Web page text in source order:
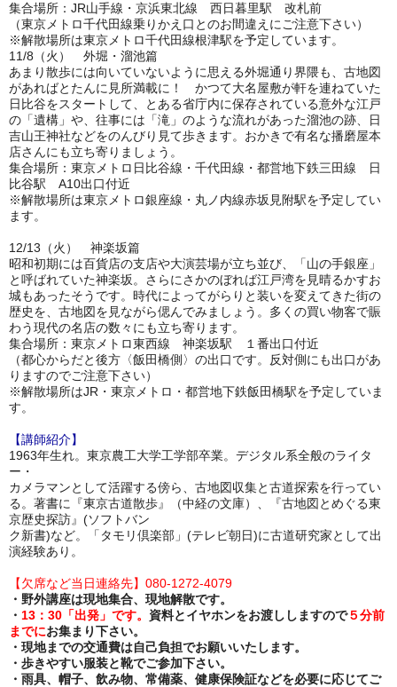
集合場所：JR山手線・京浜東北線 西日暮里駅 改札前
（東京メトロ千代田線乗りかえ口とのお間違えにご注意下さい）
※解散場所は東京メトロ千代田線根津駅を予定しています。
11/8（火） 外堀・溜池篇
あまり散歩には向いていないように思える外堀通り界隈も、古地図
があればとたんに見所満載に！ かつて大名屋敷が軒を連ねていた
日比谷をスタートして、とある省庁内に保存されている意外な江戸
の「遺構」や、往事には「滝」のような流れがあった溜池の跡、日
吉山王神社などをのんびり見て歩きます。おかきで有名な播磨屋本
店さんにも立ち寄りましょう。
集合場所：東京メトロ日比谷線・千代田線・都営地下鉄三田線 日
比谷駅 A10出口付近
※解散場所は東京メトロ銀座線・丸ノ内線赤坂見附駅を予定してい
ます。
12/13（火） 神楽坂篇
昭和初期には百貨店の支店や大演芸場が立ち並び、「山の手銀座」
と呼ばれていた神楽坂。さらにさかのぼれば江戸湾を見晴るかすお
城もあったそうです。時代によってがらりと装いを変えてきた街の
歴史を、古地図を見ながら偲んでみましょう。多くの買い物客で賑
わう現代の名店の数々にも立ち寄ります。
集合場所：東京メトロ東西線 神楽坂駅 １番出口付近
（都心からだと後方〈飯田橋側〉の出口です。反対側にも出口があ
りますのでご注意下さい）
※解散場所はJR・東京メトロ・都営地下鉄飯田橋駅を予定していま
す。
【講師紹介】
1963年生れ。東京農工大学工学部卒業。デジタル系全般のライタ
ー・
カメラマンとして活躍する傍ら、古地図収集と古道探索を行ってい
る。著書に『東京古道散歩』（中経の文庫）、『古地図とめぐる東
京歴史探訪』(ソフトバン
ク新書)など。「タモリ倶楽部」(テレビ朝日)に古道研究家として出
演経験あり。
【欠席など当日連絡先】080-1272-4079
・野外講座は現地集合、現地解散です。
・ 13：30「出発」です。 資料とイヤホンをお渡ししますので５分前
までにお集まり下さい。
・現地までの交通費は自己負担でお願いいたします。
・歩きやすい服装と靴でご参加下さい。
・雨具、帽子、飲み物、常備薬、健康保険証などを必要に応じてご